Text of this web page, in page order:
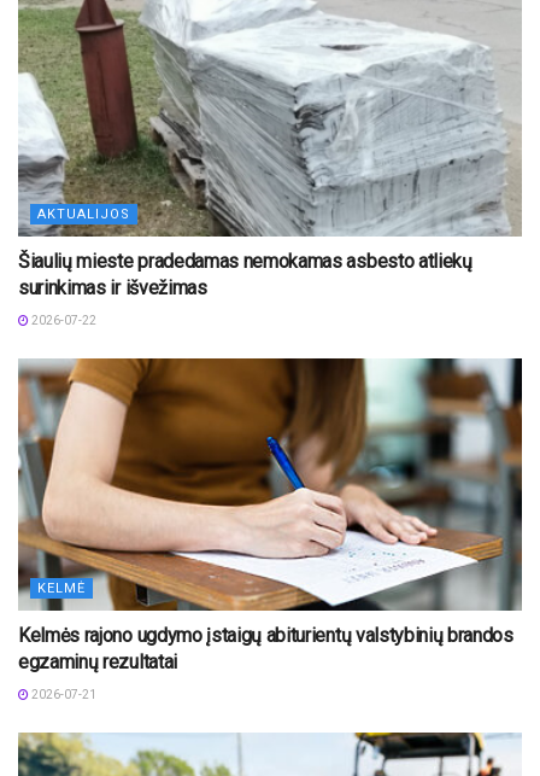
AKTUALIJOS
Šiaulių mieste pradedamas nemokamas asbesto atliekų
surinkimas ir išvežimas
2026-07-22
KELMĖ
Kelmės rajono ugdymo įstaigų abiturientų valstybinių brandos
egzaminų rezultatai
2026-07-21